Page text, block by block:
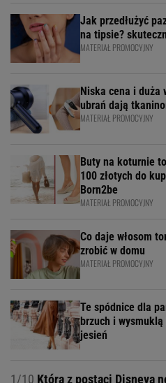
Jak przedłużyć
na tipsie?
MATERIAŁ PROMOCYJNY
Niska cena i duża
ubrań dają
MATERIAŁ PROMOCYJNY
Buty na koturnie
100 złotych do
Born2be
MATERIAŁ PROMOCYJNY
Co daje włosom
zrobić w domu
MATERIAŁ PROMOCYJNY
Te spódnice dla
brzuch i
jesień
1/10 Która z postaci Disneya